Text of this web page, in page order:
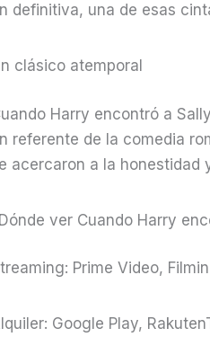
definitiva, una de esas
clásico atemporal
Harry encontró a
referente de la comedia
acercaron a la honestidad
ver Cuando Harry
Prime Video, Filmin
Google Play,